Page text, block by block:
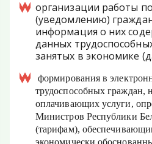
организации работы
(уведомлению)
информация о них
данных
занятых в экономике
формирования в
трудоспособных граждан,
оплачивающих услуги,
Министров Республики
(тарифам),
экономически